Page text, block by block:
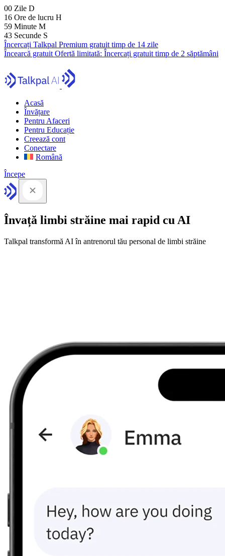
00 Zile D
16 Ore de lucru H
59 Minute M
41 Secunde S
Încercați Talkpal Premium gratuit timp de 14 zile
Încearcă gratuit Ofertă limitată: Încercați gratuit timp de 2 săptămâni
Acasă
Învățare
Pentru Afaceri
Pentru Educație
Creează cont
Conectare
Română
Începe
Învață limbi străine mai rapid cu AI
Talkpal transformă AI în antrenorul tău personal de limbi străine